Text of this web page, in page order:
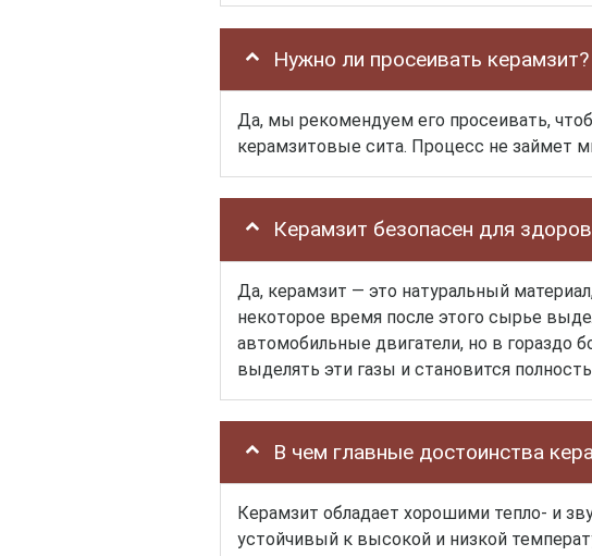
Нужно ли просеивать керамзит?
Да, мы рекомендуем его просеивать,
керамзитовые сита. Процесс не займет
Керамзит безопасен для
Да, керамзит — это натуральный
некоторое время после этого сырье
автомобильные двигатели, но в гораздо
выделять эти газы и становится
В чем главные достоинства
Керамзит обладает хорошими тепло- и
устойчивый к высокой и низкой